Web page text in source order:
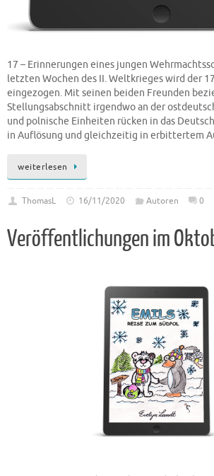
17 – Erinnerungen eines jungen
letzten Wochen des II. Weltkrieges wird der
eingezogen. Mit seinen beiden Freunden
Stellungsabschnitt irgendwo an der
und polnische Einheiten rücken in das
in Auflösung und gleichzeitig in erbittertem
weiterlesen
ThomasL 16/11/2020 Autoren 0
Veröffentlichungen im